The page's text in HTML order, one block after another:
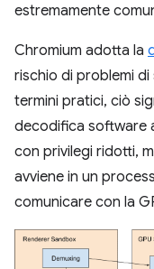
estremamente
Chromium adotta la
rischio di problemi
termini pratici, ciò
decodifica software
con privilegi ridotti,
avviene in un
comunicare con la